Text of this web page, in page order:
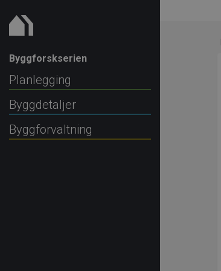
Byggforskserien
Planlegging
Byggdetaljer
Byggforvaltning